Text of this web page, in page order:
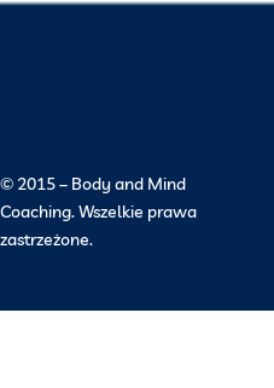
© 2015 – Body and Mind
Coaching. Wszelkie prawa
zastrzeżone.